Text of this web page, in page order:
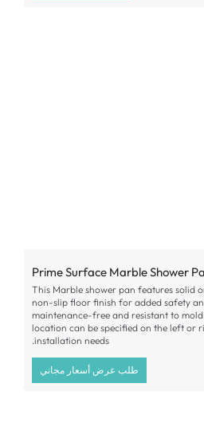
Prime Surface Marble Shower
This Marble shower pan features solid
non-slip floor finish for added safety
maintenance-free and resistant to
location can be specified on the left or
installation needs
طلب عرض أسعار مجاني